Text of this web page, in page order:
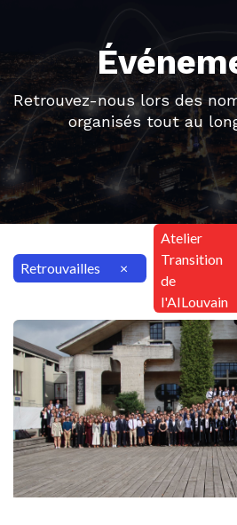
Retrouvez-nous lors des
organisés tout au
Retrouvailles ×
Atelier
Transition
de
l'AILouvain